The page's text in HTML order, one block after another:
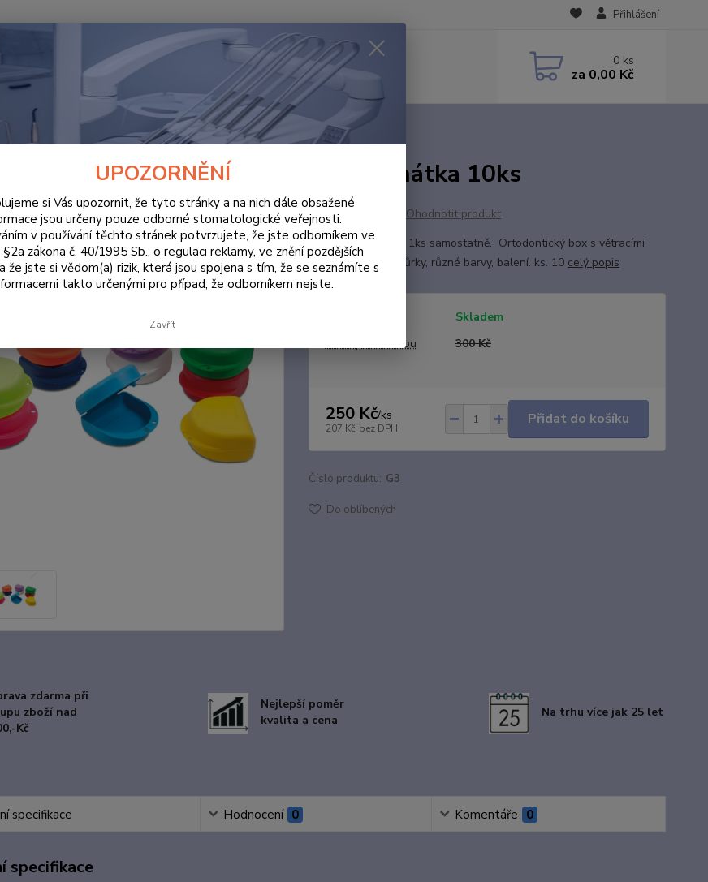
Přihlášení
0 ks
za 0,00 Kč
Ortodontický box, zelená, krabička na rovnátka 10ks
box, zelená, krabička na rovnátka 10ks
Ohodnotit produkt
Možnost objednání 1ks samostatně. Ortodontický box s větracími
otvory, možnost šňůrky, různé barvy, balení. ks. 10 celý popis
Skladem
Cena před slevou
300 Kč
250 Kč/ks
207 Kč bez DPH
Přidat do košíku
Číslo produktu: G3
Do oblíbených
zdarma při
zboží nad
Kč
Nejlepší poměr
kvalita a cena
Na trhu více jak 25 let
specifikace Hodnocení 0 Komentáře 0
specifikace
UPOZORNĚNÍ
si Vás upozornit, že tyto stránky a na nich dále obsažené
jsou určeny pouze odborné stomatologické veřejnosti.
v používání těchto stránek potvrzujete, že jste odborníkem ve
zákona č. 40/1995 Sb., o regulaci reklamy, ve znění pozdějších
že jste si vědom(a) rizik, která jsou spojena s tím, že se seznámíte s
takto určenými pro případ, že odborníkem nejste.
Zavřít